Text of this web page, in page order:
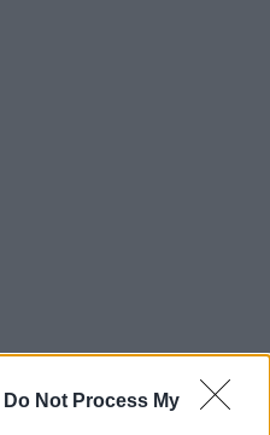
Do Not Process My